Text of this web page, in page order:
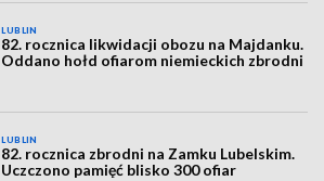
LUBLIN
82. rocznica likwidacji obozu na Majdanku.
Oddano hołd ofiarom niemieckich zbrodni
LUBLIN
82. rocznica zbrodni na Zamku Lubelskim.
Uczczono pamięć blisko 300 ofiar